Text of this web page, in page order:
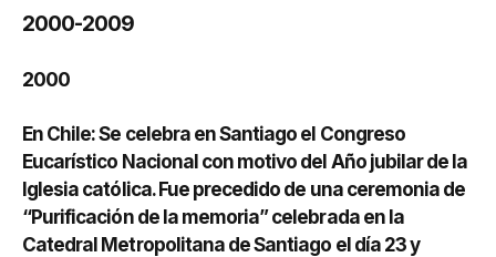
2000-2009
2000
En Chile: Se celebra en Santiago el Congreso
Eucarístico Nacional con motivo del Año jubilar de la
Iglesia católica. Fue precedido de una ceremonia de
“Purificación de la memoria” celebrada en la
Catedral Metropolitana de Santiago el día 23 y